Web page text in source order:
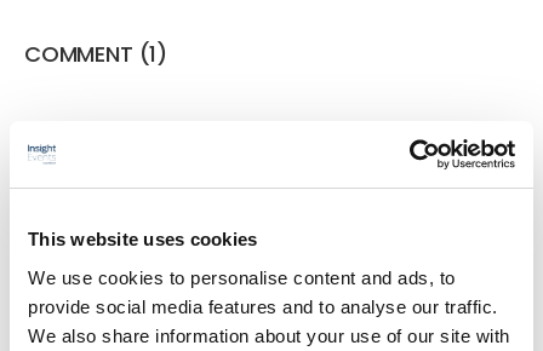
This website uses cookies
We use cookies to personalise content and ads, to
provide social media features and to analyse our traffic.
We also share information about your use of our site with
COMMENT (1)
En kommentarsförfattare
För att komma igång med granskning, redigering
och borttagning av kommentarer, gå till vyn